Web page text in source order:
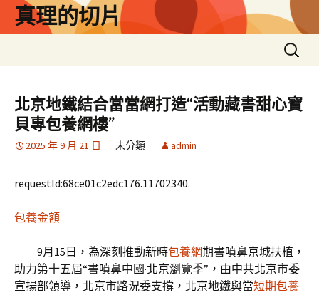
真理的切片
搜
尋
鍵
字:
北京地鐵結合當當網打造“活動藏書甜心寶
貝專包養網樓”
2025 年 9 月 21 日 未分類 admin
requestId:68ce01c2edc176.11702340.
包養金額
9月15日，為深刻推動新時包養網期書噴鼻京城扶植，
助力第十五屆“書噴鼻中國·北京瀏覽季”，由中共北京市委
宣揚部領導，北京市路況委支撐，北京地鐵與當短期包養